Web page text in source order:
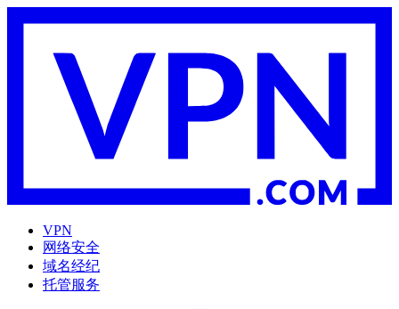
VPN
网络安全
域名经纪
托管服务